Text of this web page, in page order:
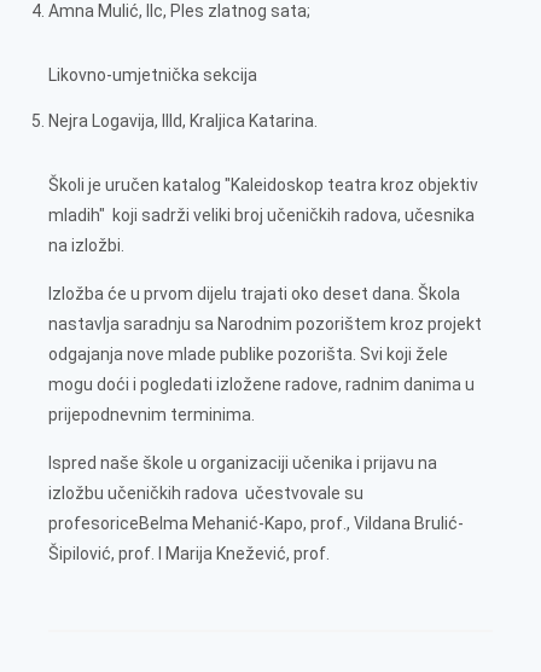
Amna Mulić, IIc, Ples zlatnog sata;
Likovno-umjetnička sekcija
Nejra Logavija, IIId, Kraljica Katarina.
Školi je uručen katalog "Kaleidoskop teatra kroz objektiv
mladih" koji sadrži veliki broj učeničkih radova, učesnika
na izložbi.
Izložba će u prvom dijelu trajati oko deset dana. Škola
nastavlja saradnju sa Narodnim pozorištem kroz projekt
odgajanja nove mlade publike pozorišta. Svi koji žele
mogu doći i pogledati izložene radove, radnim danima u
prijepodnevnim terminima.
Ispred naše škole u organizaciji učenika i prijavu na
izložbu učeničkih radova učestvovale su
profesoriceBelma Mehanić-Kapo, prof., Vildana Brulić-
Šipilović, prof. I Marija Knežević, prof.